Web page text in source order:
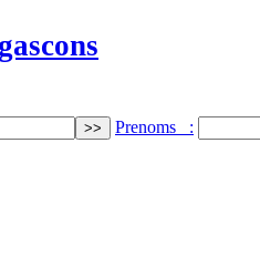
Prenoms :